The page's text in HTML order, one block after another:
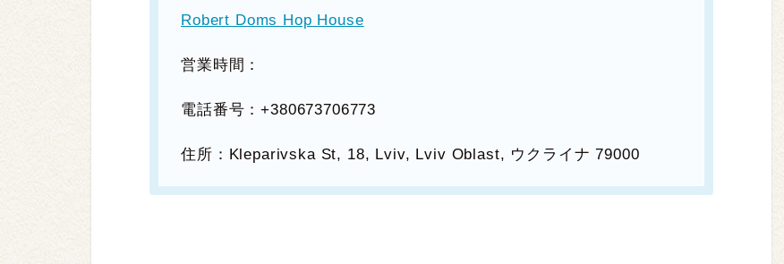
Robert Doms Hop House
営業時間：
電話番号：+380673706773
住所：Kleparivska St, 18, Lviv, Lviv Oblast, ウクライナ 79000